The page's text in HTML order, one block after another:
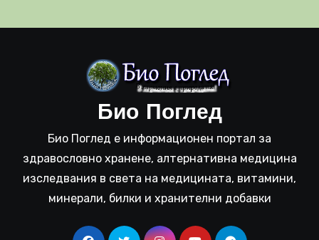
Био Поглед
Био Поглед е информационен портал за
здравословно хранене, алтернативна медицина
изследвания в света на медицината, витамини,
минерали, билки и хранителни добавки